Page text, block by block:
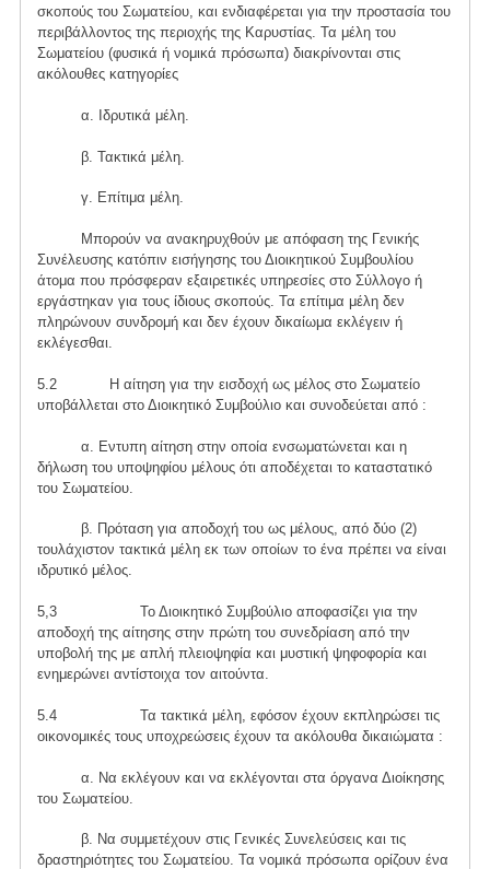
σκοπούς του Σωματείου, και ενδιαφέρεται για την προστασία του
περιβάλλοντος της περιοχής της Καρυστίας. Τα μέλη του
Σωματείου (φυσικά ή νομικά πρόσωπα) διακρίνονται στις
ακόλουθες κατηγορίες
α. Ιδρυτικά μέλη.
β. Τακτικά μέλη.
γ. Επίτιμα μέλη.
Μπορούν να ανακηρυχθούν με απόφαση της Γενικής
Συνέλευσης κατόπιν εισήγησης του Διοικητικού Συμβουλίου
άτομα που πρόσφεραν εξαιρετικές υπηρεσίες στο Σύλλογο ή
εργάστηκαν για τους ίδιους σκοπούς. Τα επίτιμα μέλη δεν
πληρώνουν συνδρομή και δεν έχουν δικαίωμα εκλέγειν ή
εκλέγεσθαι.
5.2 Η αίτηση για την εισδοχή ως μέλος στο Σωματείο
υποβάλλεται στο Διοικητικό Συμβούλιο και συνοδεύεται από :
α. Εντυπη αίτηση στην οποία ενσωματώνεται και η
δήλωση του υποψηφίου μέλους ότι αποδέχεται το καταστατικό
του Σωματείου.
β. Πρόταση για αποδοχή του ως μέλους, από δύο (2)
τουλάχιστον τακτικά μέλη εκ των οποίων το ένα πρέπει να είναι
ιδρυτικό μέλος.
5,3 Το Διοικητικό Συμβούλιο αποφασίζει για την
αποδοχή της αίτησης στην πρώτη του συνεδρίαση από την
υποβολή της με απλή πλειοψηφία και μυστική ψηφοφορία και
ενημερώνει αντίστοιχα τον αιτούντα.
5.4 Τα τακτικά μέλη, εφόσον έχουν εκπληρώσει τις
οικονομικές τους υποχρεώσεις έχουν τα ακόλουθα δικαιώματα :
α. Να εκλέγουν και να εκλέγονται στα όργανα Διοίκησης
του Σωματείου.
β. Να συμμετέχουν στις Γενικές Συνελεύσεις και τις
δραστηριότητες του Σωματείου. Τα νομικά πρόσωπα ορίζουν ένα